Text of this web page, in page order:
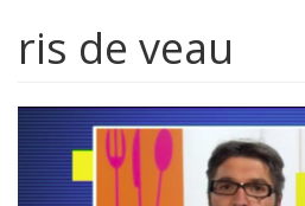
ris de veau